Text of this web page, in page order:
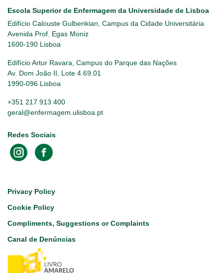
Escola Superior de Enfermagem da Universidade de Lisboa
Edifício Calouste Gulbenkian, Campus da Cidade Universitária
Avenida Prof. Egas Moniz
1600-190 Lisboa
Edifício Artur Ravara, Campus do Parque das Nações
Av. Dom João II, Lote 4.69.01
1990-096 Lisboa
+351 217 913 400
geral@enfermagem.ulisboa.pt
Redes Sociais
Footer
Privacy Policy
Cookie Policy
Compliments, Suggestions or Complaints
Canal de Denúncias